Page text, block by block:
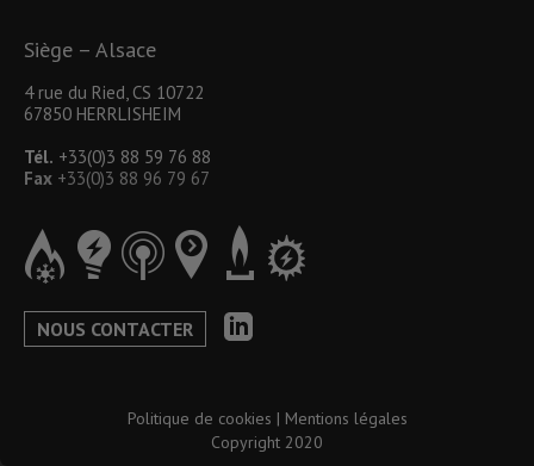
Siège – Alsace
4 rue du Ried, CS 10722
67850 HERRLISHEIM
Tél. +33(0)3 88 59 76 88
Fax +33(0)3 88 96 79 67
NOUS CONTACTER
Politique de cookies | Mentions légales
Copyright 2020